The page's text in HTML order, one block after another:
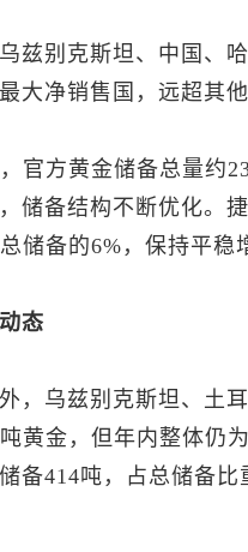
兹别克斯坦、中国、
大净销售国，远超其
官方黄金储备总量约
储备结构不断优化。
储备的6%，保持平稳
态
，乌兹别克斯坦、土
黄金，但年内整体仍
备414吨，占总储备